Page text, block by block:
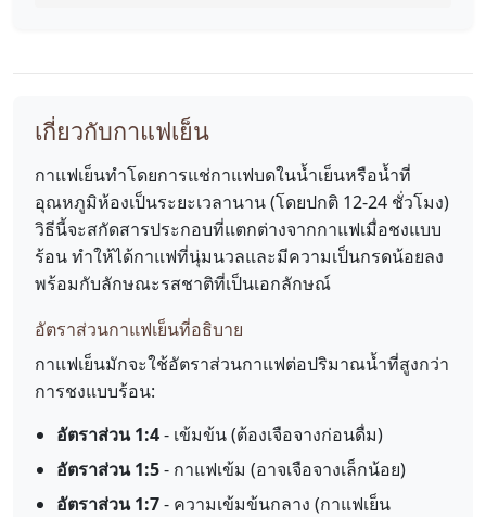
เกี่ยวกับกาแฟเย็น
กาแฟเย็นทำโดยการแช่กาแฟบดในน้ำเย็นหรือน้ำที่
อุณหภูมิห้องเป็นระยะเวลานาน (โดยปกติ 12-24 ชั่วโมง)
วิธีนี้จะสกัดสารประกอบที่แตกต่างจากกาแฟเมื่อชงแบบ
ร้อน ทำให้ได้กาแฟที่นุ่มนวลและมีความเป็นกรดน้อยลง
พร้อมกับลักษณะรสชาติที่เป็นเอกลักษณ์
อัตราส่วนกาแฟเย็นที่อธิบาย
กาแฟเย็นมักจะใช้อัตราส่วนกาแฟต่อปริมาณน้ำที่สูงกว่า
การชงแบบร้อน:
อัตราส่วน 1:4- เข้มข้น (ต้องเจือจางก่อนดื่ม)
อัตราส่วน 1:5- กาแฟเข้ม (อาจเจือจางเล็กน้อย)
อัตราส่วน 1:7- ความเข้มข้นกลาง (กาแฟเย็น